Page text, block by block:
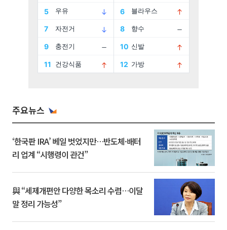
주요뉴스
‘한국판 IRA’ 베일 벗었지만…반도체·배터
리 업계 “시행령이 관건”
與 “세제개편안 다양한 목소리 수렴…이달
말 정리 가능성”